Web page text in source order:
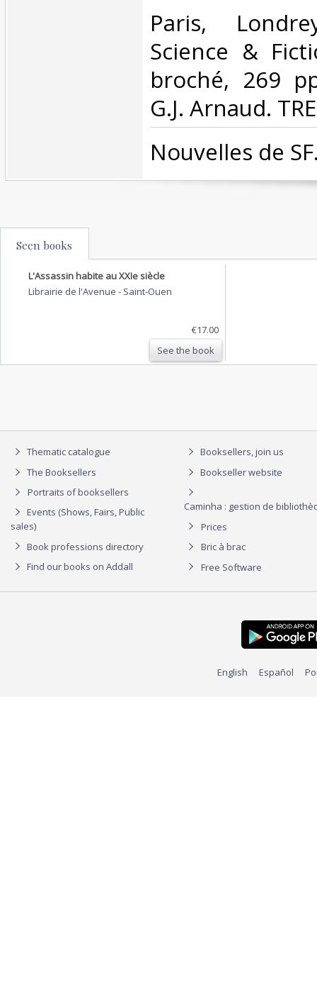
‎Paris,
Science &
broché, 269
G.J. Arnaud.
‎Nouvelles de
Seen books
L'Assassin habite au XXIe siècle
Librairie de l'Avenue - Saint-Ouen
€17.00
See the book
Thematic catalogue
The Booksellers
Portraits of booksellers
Events (Shows, Fairs, Public
sales)
Book professions directory
Find our books on Addall
Booksellers, join us
Bookseller website
Caminha : gestion de
Prices
Bric à brac
Free Software
English Español